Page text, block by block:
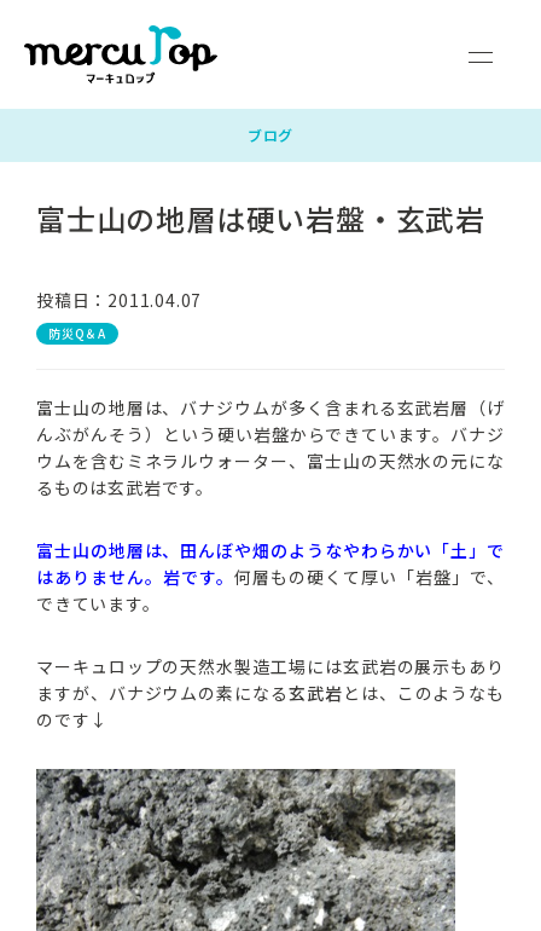
サービス対応エリアお申し込みガイドお問い合わせ
マーキュロップとは
富士山の天然水
企業情報ブログ
富士山の地層は硬い岩盤・玄武岩
投稿日：2011.04.07
防災Q＆A
富士山の地層は、バナジウムが多く含まれる玄武岩層（げ
んぶがんそう）という硬い岩盤からできています。バナジ
ウムを含むミネラルウォーター、富士山の天然水の元にな
るものは玄武岩です。
富士山の地層は、田んぼや畑のようなやわらかい「土」で
はありません。岩です。何層もの硬くて厚い「岩盤」で、
できています。
マーキュロップの天然水製造工場には玄武岩の展示もあり
ますが、バナジウムの素になる玄武岩とは、このようなも
のです↓